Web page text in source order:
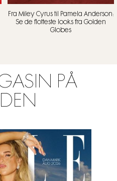
Fra Miley Cyrus til Pamela Anderson:
Se de flotteste looks fra Golden
Globes
PÅ